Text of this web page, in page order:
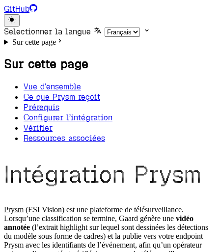
GitHub
Selectionner la langue
Sur cette page
Sur cette page
Vue d’ensemble
Ce que Prysm reçoit
Prérequis
Configurer l’intégration
Vérifier
Ressources associées
Intégration Prysm
Prysm (ESI Vision) est une plateforme de télésurveillance.
Lorsqu’une classification se termine, Gaard génère une vidéo
annotée (l’extrait highlight sur lequel sont dessinées les détections
du modèle sous forme de cadres) et la publie vers votre endpoint
Prysm avec les identifiants de l’événement, afin qu’un opérateur